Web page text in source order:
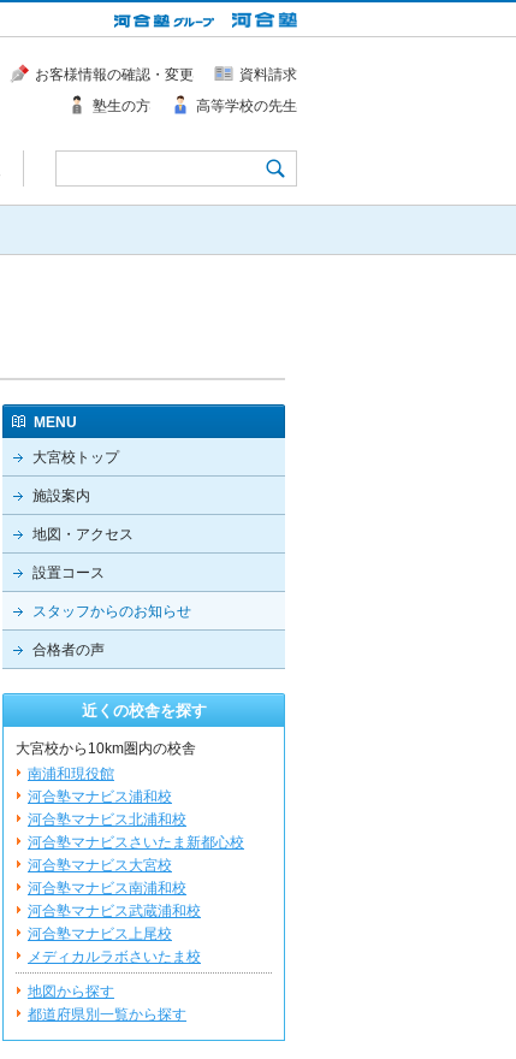
お客様情報の確認・変更
資料請求
塾生の方
高等学校の先生
MENU
大宮校トップ
施設案内
地図・アクセス
設置コース
スタッフからのお知らせ
合格者の声
近くの校舎を探す
大宮校から10km圏内の校舎
南浦和現役館
河合塾マナビス浦和校
河合塾マナビス北浦和校
河合塾マナビスさいたま新都心校
河合塾マナビス大宮校
河合塾マナビス南浦和校
河合塾マナビス武蔵浦和校
河合塾マナビス上尾校
メディカルラボさいたま校
地図から探す
都道府県別一覧から探す